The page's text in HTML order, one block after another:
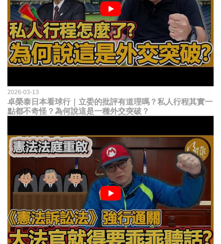
2026-03-13
卓榮泰日本看球行｜立委的批評有道理嗎？私人行程其實一
點都不奇怪？為何說這是一種外交突破？